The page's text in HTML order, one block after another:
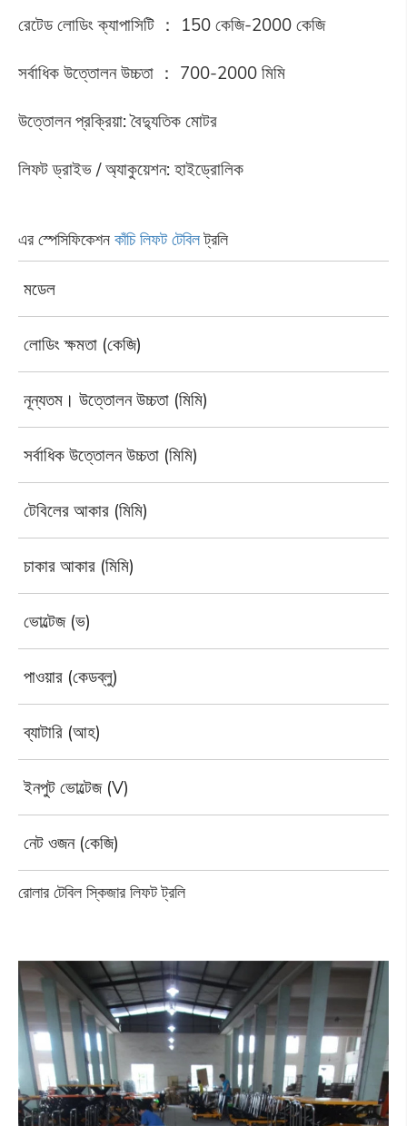
রেটেড লোডিং ক্যাপাসিটি ： 150 কেজি-2000 কেজি
সর্বাধিক উত্তোলন উচ্চতা ： 700-2000 মিমি
উত্তোলন প্রক্রিয়া: বৈদ্যুতিক মোটর
লিফট ড্রাইভ / অ্যাকুয়েশন: হাইড্রোলিক
এর স্পেসিফিকেশন কাঁচি লিফট টেবিলট্রলি
মডেল
লোডিং ক্ষমতা (কেজি)
নূন্যতম। উত্তোলন উচ্চতা (মিমি)
সর্বাধিক উত্তোলন উচ্চতা (মিমি)
টেবিলের আকার (মিমি)
চাকার আকার (মিমি)
ভোল্টেজ (ভ)
পাওয়ার (কেডব্লু)
ব্যাটারি (আহ)
ইনপুট ভোল্টেজ (V)
নেট ওজন (কেজি)
রোলার টেবিল স্কিজার লিফট ট্রলি